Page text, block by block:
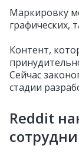
Маркировку
графических,
Контент,
Сейчас
стадии
Reddit